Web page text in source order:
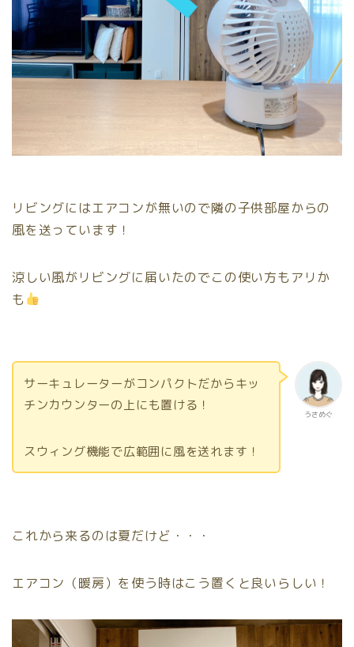
リビングにはエアコンが無いので隣の子供部屋からの
風を送っています！
涼しい風がリビングに届いたのでこの使い方もアリか
も
うさめぐ
サーキュレーターがコンパクトだからキッ
チンカウンターの上にも置ける！
スウィング機能で広範囲に風を送れます！
これから来るのは夏だけど・・・
エアコン（暖房）を使う時はこう置くと良いらしい！